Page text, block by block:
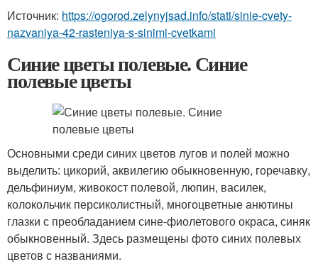
Источник: https://ogorod.zelynyjsad.info/stati/sinie-cvety-
nazvaniya-42-rasteniya-s-sinimi-cvetkami
Синие цветы полевые. Синие
полевые цветы
Основными среди синих цветов лугов и полей можно
выделить: цикорий, аквилегию обыкновенную, горечавку,
дельфиниум, живокост полевой, люпин, василек,
колокольчик персиколистный, многоцветные анютины
глазки с преобладанием сине-фиолетового окраса, синяк
обыкновенный. Здесь размещены фото синих полевых
цветов с названиями.